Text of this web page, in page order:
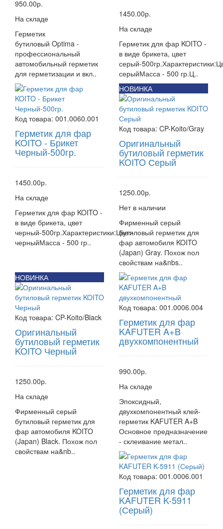
950.00р.
На складе
Герметик
бутиловый Optima -
профессиональный
автомобильный герметик
для герметизации и вкл..
1450.00р.
На складе
Герметик для фар KOITO -
в виде брикета, цвет
серый-
серыйМасса - 500 гр.Ц..
Код товара: 001.0060.001
Герметик для фар
KOITO - Брикет
Черный-500гр.
1450.00р.
На складе
Герметик для фар KOITO -
в виде брикета, цвет
черный-500гр.Характеристики:Цвет-
черныйМасса - 500 гр..
НОВИНКА
Код товара: CP-Koito/Gray
Оригинальный
бутиловый герметик
KOITO Серый
1250.00р.
Нет в наличии
Фирменный серый
бутиловый герметик для
фар автомобиля KOITO
(Japan) Gray. Похож пол
свойствам на&nbs..
НОВИНКА
Код товара: CP-Koito/Black
Оригинальный
бутиловый герметик
KOITO Черный
1250.00р.
На складе
Фирменный серый
бутиловый герметик для
фар автомобиля KOITO
(Japan) Black. Похож пол
свойствам на&nb..
Код товара: 001.0006.004
Герметик для фар
KAFUTER A+B
двухкомпонентный
990.00р.
На складе
Эпоксидный,
двухкомпонентный клей-
герметик KAFUTER A+B
Основное предназначение
- склеивание метал..
Код товара: 001.0006.001
Герметик для фар
KAFUTER K-5911
(Серый)